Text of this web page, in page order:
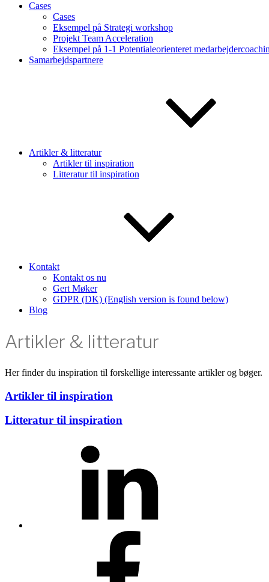
Cases
Cases
Eksempel på Strategi workshop
Projekt Team Acceleration
Eksempel på 1-1 Potentialeorienteret
Samarbejdspartnere
Artikler & litteratur
Artikler til inspiration
Litteratur til inspiration
Kontakt
Kontakt os nu
Gert Møker
GDPR (DK) (English version is found below)
Blog
Artikler & litteratur
Her finder du inspiration til forskellige interessante artikler og bøger.
Artikler til inspiration
Litteratur til inspiration